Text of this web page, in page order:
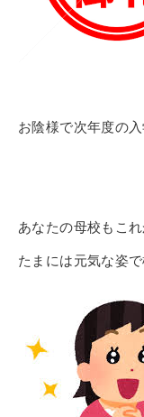
お陰様で次年度の
あなたの母校もこ
たまには元気な姿